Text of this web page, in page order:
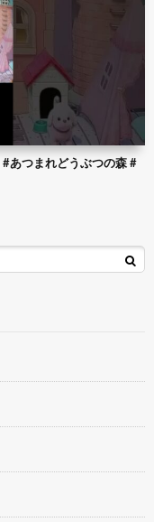
あつまれどうぶつの森 #